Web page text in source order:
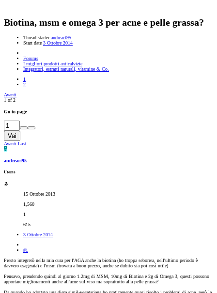
Biotina, msm e omega 3 per acne e pelle grassa?
Thread starter andreact95
Start date 3 Ottobre 2014
Forums
I migliori prodotti anticalvizie
Integratori, estratti naturali, vitamine & Co.
1
2
Avanti
1 of 2
Go to page
Vai
Avanti Last
A
andreact95
Utente
15 Ottobre 2013
1,560
1
615
3 Ottobre 2014
#1
Presto integrerò nella mia cura per l'AGA anche la biotina (ho troppa seborrea, nell'ultimo periodo è
davvero esagerata) e l'msm (trovata a buon prezzo, anche se dubito sia poi così utile)
Pensavo, prendendo quindi al giorno 1.2mg di MSM, 10mg di Biotina e 2g di Omega 3, questi possono
apportare miglioramenti anche all'acne sul viso ma soprattutto alla pelle grassa?